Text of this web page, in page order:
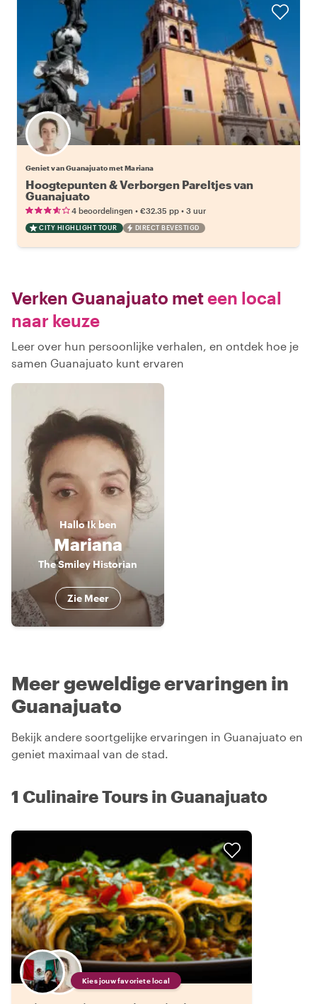
Geniet van Guanajuato met Mariana
Hoogtepunten & Verborgen Pareltjes van
Guanajuato
4 beoordelingen • €32.35 pp • 3 uur
CITY HIGHLIGHT TOUR DIRECT BEVESTIGD
Verken Guanajuato meteen local
naar keuze
Leer over hun persoonlijke verhalen, en ontdek hoe je
samen Guanajuato kunt ervaren
HalloIk ben
Mariana
The Smiley Historian
Zie Meer
Meer geweldige ervaringen in
Guanajuato
Bekijk andere soortgelijke ervaringen in Guanajuato en
geniet maximaal van de stad.
1 Culinaire Tours in Guanajuato
Kies jouw favoriete local